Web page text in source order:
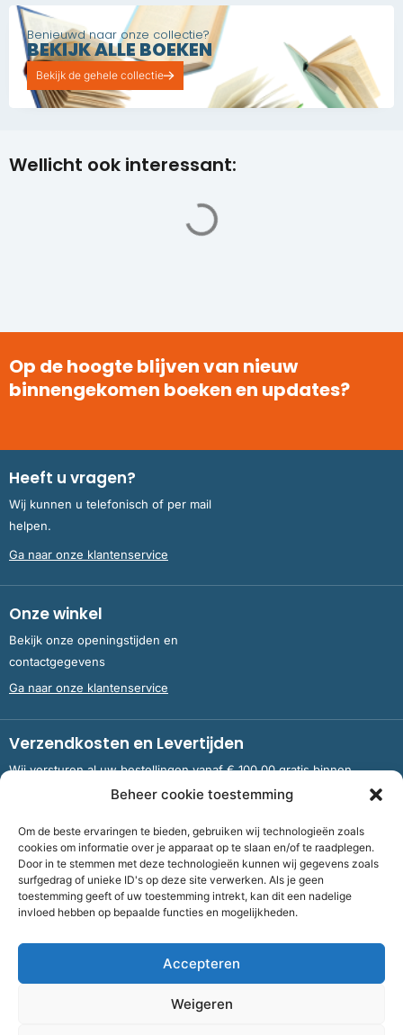
Beheer cookie toestemming
Om de beste ervaringen te bieden, gebruiken wij technologieën zoals
cookies om informatie over je apparaat op te slaan en/of te raadplegen.
Door in te stemmen met deze technologieën kunnen wij gegevens zoals
surfgedrag of unieke ID's op deze site verwerken. Als je geen
toestemming geeft of uw toestemming intrekt, kan dit een nadelige
invloed hebben op bepaalde functies en mogelijkheden.
Accepteren
Weigeren
Benieuwd naar onze collectie?
BEKIJK ALLE BOEKEN
Bekijk de gehele collectie
Wellicht ook interessant:
Op de hoogte blijven van nieuw
binnengekomen boeken en updates?
Heeft u vragen?
Wij kunnen u telefonisch of per mail
helpen.
Ga naar onze klantenservice
Onze winkel
Bekijk onze openingstijden en
contactgegevens
Ga naar onze klantenservice
Verzendkosten en Levertijden
Wij versturen al uw bestellingen vanaf € 100,00 gratis binnen
Nederland en België.
Meer informatie over verzendkosten en levertijden
Bank NL09 RABO 0326 5083 92 ten name van Stichting OddFellows
Fiscaalnummer
Cookies| Privacy